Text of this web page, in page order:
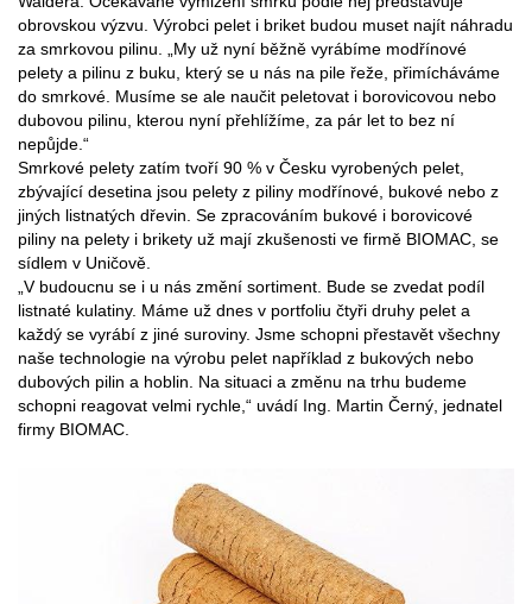
obrovskou výzvu. Výrobci pelet i briket budou muset najít náhradu
za smrkovou pilinu. „My už nyní běžně vyrábíme modřínové
pelety a pilinu z buku, který se u nás na pile řeže, přimícháváme
do smrkové. Musíme se ale naučit peletovat i borovicovou nebo
dubovou pilinu, kterou nyní přehlížíme, za pár let to bez ní
nepůjde.“
Smrkové pelety zatím tvoří 90 % v Česku vyrobených pelet,
zbývající desetina jsou pelety z piliny modřínové, bukové nebo z
jiných listnatých dřevin. Se zpracováním bukové i borovicové
piliny na pelety i brikety už mají zkušenosti ve firmě BIOMAC, se
sídlem v Uničově.
„V budoucnu se i u nás změní sortiment. Bude se zvedat podíl
listnaté kulatiny. Máme už dnes v portfoliu čtyři druhy pelet a
každý se vyrábí z jiné suroviny. Jsme schopni přestavět všechny
naše technologie na výrobu pelet například z bukových nebo
dubových pilin a hoblin. Na situaci a změnu na trhu budeme
schopni reagovat velmi rychle,“ uvádí Ing. Martin Černý, jednatel
firmy BIOMAC.